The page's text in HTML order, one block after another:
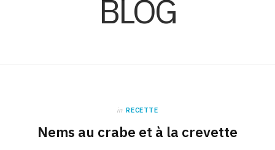
BLOG
in RECETTE
Nems au crabe et à la crevette